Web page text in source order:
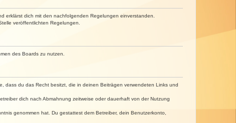
erklärst dich mit den nachfolgenden Regelungen einverstanden.
veröffentlichten Regelungen.
des Boards zu nutzen.
dass du das Recht besitzt, die in deinen Beiträgen verwendeten Links und
dich nach Abmahnung zeitweise oder dauerhaft von der Nutzung
genommen hat. Du gestattest dem Betreiber, dein Benutzerkonto,